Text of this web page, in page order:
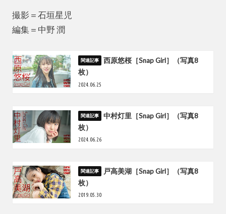
撮影＝石垣星児
編集＝中野 潤
西原悠桜［Snap Girl］（写真8
枚）
2024.06.25
中村灯里［Snap Girl］（写真8
枚）
2024.06.26
戸高美湖［Snap Girl］（写真8
枚）
2019.05.30